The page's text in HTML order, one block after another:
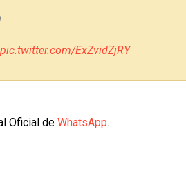
pic.twitter.com/ExZvidZjRY
Oficial de WhatsApp.